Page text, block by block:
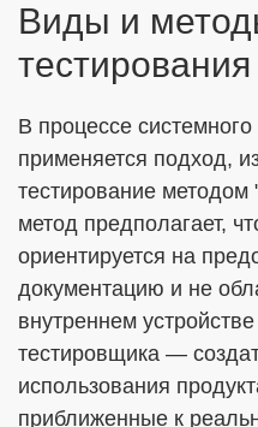
Виды и
тестирования
В процессе системного
применяется подход,
тестирование методом
метод предполагает,
ориентируется на
документацию и не
внутреннем
тестировщика —
использования
приближенные к